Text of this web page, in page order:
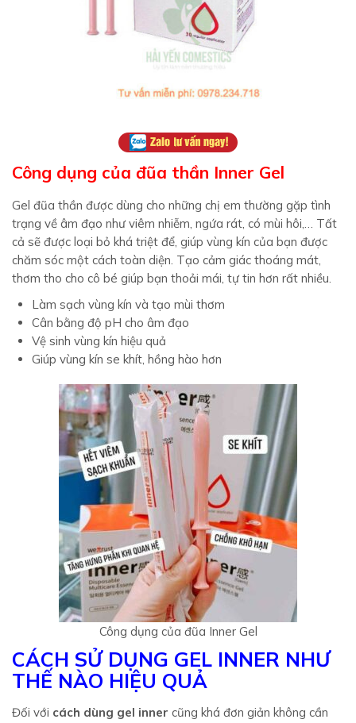
Công dụng của đũa thần Inner Gel
Gel đũa thần được dùng cho những chị em thường gặp tình
trạng về âm đạo như viêm nhiễm, ngứa rát, có mùi hôi,… Tất
cả sẽ được loại bỏ khá triệt để, giúp vùng kín của bạn được
chăm sóc một cách toàn diện. Tạo cảm giác thoáng mát,
thơm tho cho cô bé giúp bạn thoải mái, tự tin hơn rất nhiều.
Làm sạch vùng kín và tạo mùi thơm
Cân bằng độ pH cho âm đạo
Vệ sinh vùng kín hiệu quả
Giúp vùng kín se khít, hồng hào hơn
Công dụng của đũa Inner Gel
CÁCH SỬ DỤNG GEL INNER NHƯ
THẾ NÀO HIỆU QUẢ
Đối với cách dùng gel inner cũng khá đơn giản không cần